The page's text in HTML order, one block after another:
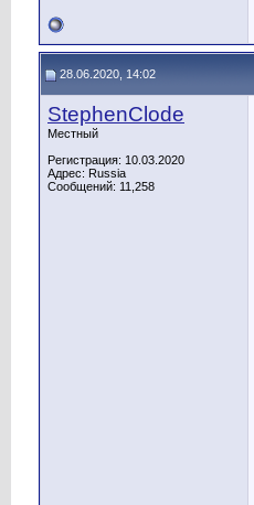
28.06.2020, 14:02
StephenClode
Местный
Регистрация: 10.03.2020
Адрес: Russia
Сообщений: 11,258